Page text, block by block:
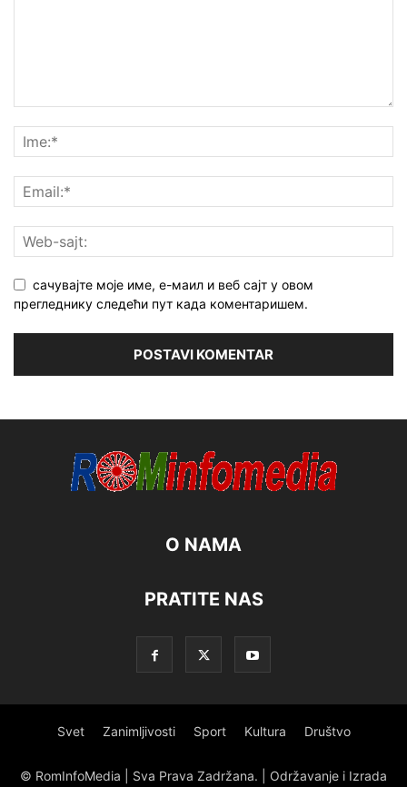
сачувајте моје име, е-маил и веб сајт у овом
прегледнику следећи пут када коментаришем.
O NAMA
PRATITE NAS
Svet Zanimljivosti Sport Kultura Društvo
© RomInfoMedia | Sva Prava Zadržana. | Održavanje i Izrada